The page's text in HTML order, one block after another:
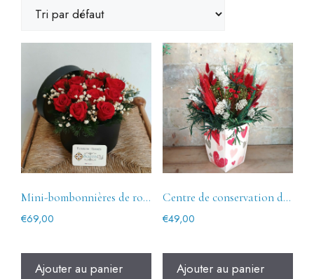
Mini-bombonnières de roses en conserve
€69,00
Ajouter au panier
Centre de conservation des fleurs La Rojeta
€49,00
Ajouter au panier